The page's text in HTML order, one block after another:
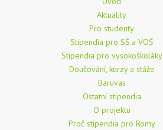
Aktuality
Pro studenty
Stipendia pro SŠ a VOŠ
Stipendia pro vysokoškoláky
Doučování, kurzy a stáže
Baruvas
Ostatní stipendia
O projektu
Proč stipendia pro Romy